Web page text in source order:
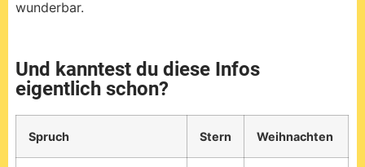
Und kanntest du diese Infos
eigentlich schon?
Spruch Stern Weihnachten